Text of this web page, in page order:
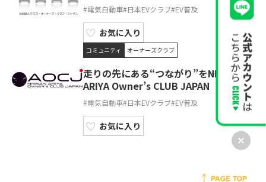
#電気自動車#日本EVクラブ#EV普及
お気に入り
コミュニティ オーナーズクラブ
走りの先にある“つながり”を――NISSAN
ARIYA Owner’s CLUB JAPAN
#電気自動車#日本EVクラブ#EV普及
お気に入り